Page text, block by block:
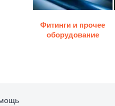
Фитинги и прочее
оборудование